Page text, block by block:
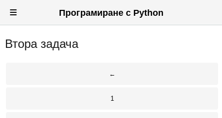
Вход
≡ Програмиране с Python
Втора задача
←
1